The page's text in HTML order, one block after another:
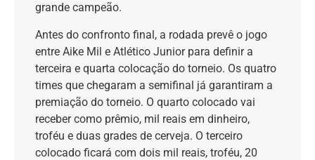
grande campeão.
Antes do confronto final, a rodada prevê o jogo
entre Aike Mil e Atlético Junior para definir a
terceira e quarta colocação do torneio. Os quatro
times que chegaram a semifinal já garantiram a
premiação do torneio. O quarto colocado vai
receber como prêmio, mil reais em dinheiro,
troféu e duas grades de cerveja. O terceiro
colocado ficará com dois mil reais, troféu, 20